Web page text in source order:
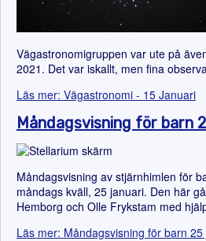
Vägastronomigruppen var ute på
2021. Det var iskallt, men fina
Läs mer: Vägastronomi - 15 Januari
Måndagsvisning för barn
Måndagsvisning av stjärnhimlen för
måndags kväll, 25 januari. Den här
Hemborg och Olle Frykstam med
Läs mer: Måndagsvisning för barn 25